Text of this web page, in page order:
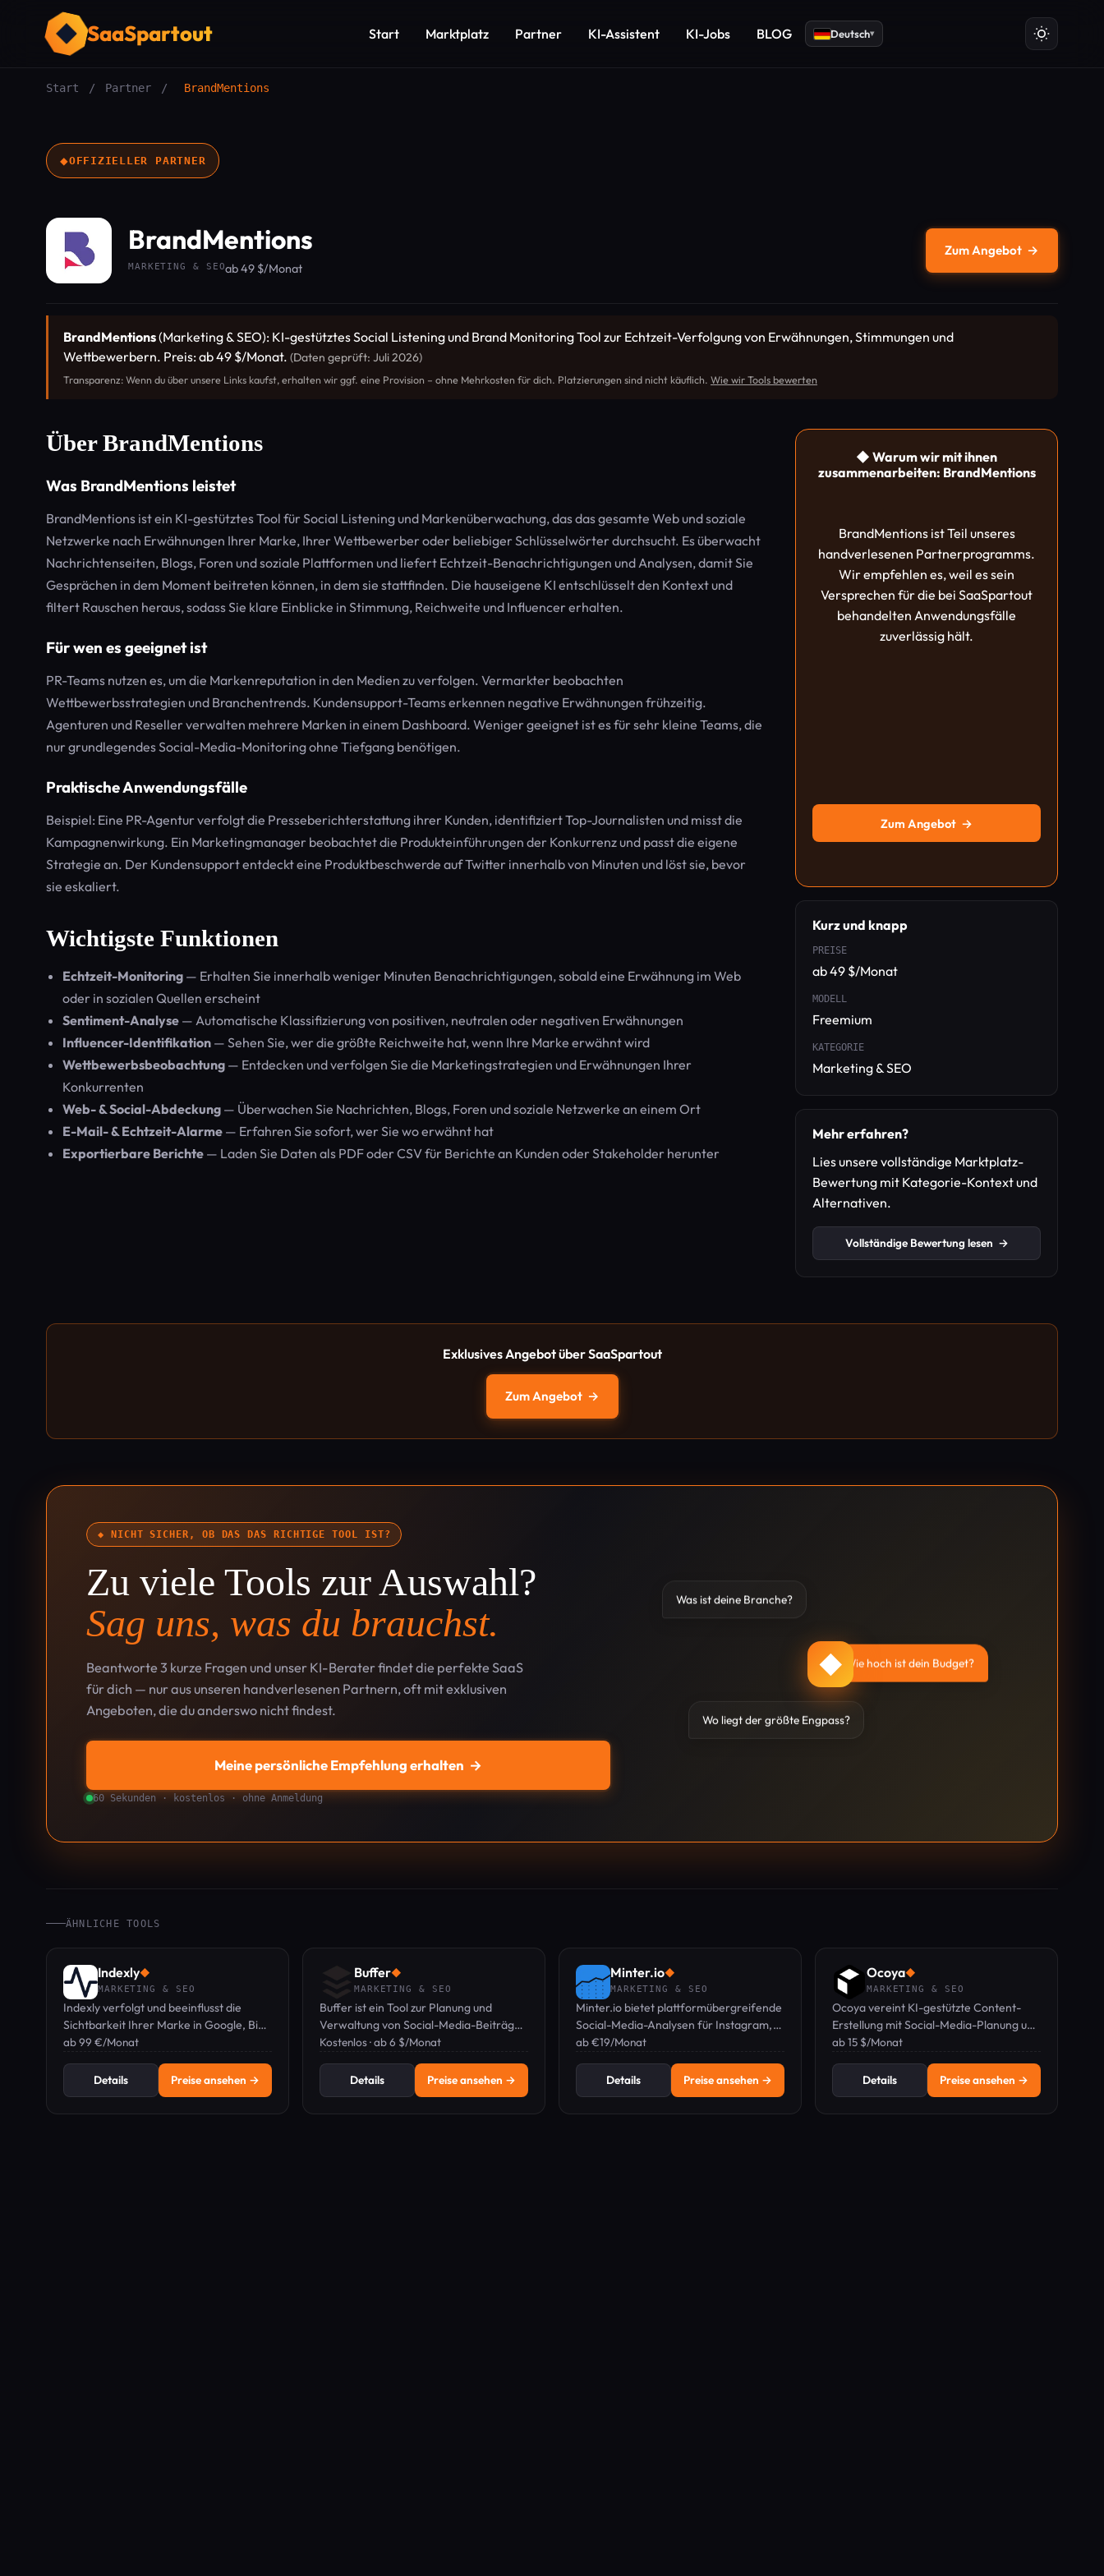
SaaSpartout Start Marktplatz Partner KI-Assistent KI-Jobs BLOG Deutsch▾
Start / Partner / BrandMentions
◆OFFIZIELLER PARTNER
BrandMentions
MARKETING & SEOab 49 $/Monat
Zum Angebot →
BrandMentions(Marketing & SEO): KI-gestütztes Social Listening und Brand Monitoring Tool zur Echtzeit-Verfolgung von Erwähnungen, Stimmungen und
Wettbewerbern. Preis: ab 49 $/Monat. (Daten geprüft: Juli 2026)
Transparenz: Wenn du über unsere Links kaufst, erhalten wir ggf. eine Provision – ohne Mehrkosten für dich. Platzierungen sind nicht käuflich. Wie wir Tools bewerten
Über BrandMentions
Was BrandMentions leistet
BrandMentions ist ein KI-gestütztes Tool für Social Listening und Markenüberwachung, das das gesamte Web und soziale
Netzwerke nach Erwähnungen Ihrer Marke, Ihrer Wettbewerber oder beliebiger Schlüsselwörter durchsucht. Es überwacht
Nachrichtenseiten, Blogs, Foren und soziale Plattformen und liefert Echtzeit-Benachrichtigungen und Analysen, damit Sie
Gesprächen in dem Moment beitreten können, in dem sie stattfinden. Die hauseigene KI entschlüsselt den Kontext und
filtert Rauschen heraus, sodass Sie klare Einblicke in Stimmung, Reichweite und Influencer erhalten.
Für wen es geeignet ist
PR-Teams nutzen es, um die Markenreputation in den Medien zu verfolgen. Vermarkter beobachten
Wettbewerbsstrategien und Branchentrends. Kundensupport-Teams erkennen negative Erwähnungen frühzeitig.
Agenturen und Reseller verwalten mehrere Marken in einem Dashboard. Weniger geeignet ist es für sehr kleine Teams, die
nur grundlegendes Social-Media-Monitoring ohne Tiefgang benötigen.
Praktische Anwendungsfälle
Beispiel: Eine PR-Agentur verfolgt die Presseberichterstattung ihrer Kunden, identifiziert Top-Journalisten und misst die
Kampagnenwirkung. Ein Marketingmanager beobachtet die Produkteinführungen der Konkurrenz und passt die eigene
Strategie an. Der Kundensupport entdeckt eine Produktbeschwerde auf Twitter innerhalb von Minuten und löst sie, bevor
sie eskaliert.
Wichtigste Funktionen
Echtzeit-Monitoring — Erhalten Sie innerhalb weniger Minuten Benachrichtigungen, sobald eine Erwähnung im Web
oder in sozialen Quellen erscheint
Sentiment-Analyse — Automatische Klassifizierung von positiven, neutralen oder negativen Erwähnungen
Influencer-Identifikation — Sehen Sie, wer die größte Reichweite hat, wenn Ihre Marke erwähnt wird
Wettbewerbsbeobachtung — Entdecken und verfolgen Sie die Marketingstrategien und Erwähnungen Ihrer
Konkurrenten
Web- & Social-Abdeckung — Überwachen Sie Nachrichten, Blogs, Foren und soziale Netzwerke an einem Ort
E-Mail- & Echtzeit-Alarme — Erfahren Sie sofort, wer Sie wo erwähnt hat
Exportierbare Berichte — Laden Sie Daten als PDF oder CSV für Berichte an Kunden oder Stakeholder herunter
◆ Warum wir mit ihnen
zusammenarbeiten: BrandMentions
BrandMentions ist Teil unseres
handverlesenen Partnerprogramms.
Wir empfehlen es, weil es sein
Versprechen für die bei SaaSpartout
behandelten Anwendungsfälle
zuverlässig hält.
Zum Angebot →
Kurz und knapp
PREISE
ab 49 $/Monat
MODELL
Freemium
KATEGORIE
Marketing & SEO
Mehr erfahren?
Lies unsere vollständige Marktplatz-
Bewertung mit Kategorie-Kontext und
Alternativen.
Vollständige Bewertung lesen →
Exklusives Angebot über SaaSpartout
Zum Angebot →
◆ NICHT SICHER, OB DAS DAS RICHTIGE TOOL IST?
Zu viele Tools zur Auswahl?
Sag uns, was du brauchst.
Beantworte 3 kurze Fragen und unser KI-Berater findet die perfekte SaaS
für dich — nur aus unseren handverlesenen Partnern, oft mit exklusiven
Angeboten, die du anderswo nicht findest.
Meine persönliche Empfehlung erhalten →
60 Sekunden · kostenlos · ohne Anmeldung
Was ist deine Branche?
Wie hoch ist dein Budget?
Wo liegt der größte Engpass?
◆
ÄHNLICHE TOOLS
Indexly◆
MARKETING & SEO
Indexly verfolgt und beeinflusst die
Sichtbarkeit Ihrer Marke in Google, Bing
und KI-Suchmaschinen mit
ab 99 €/Monat
Details Preise ansehen →
Buffer◆
MARKETING & SEO
Buffer ist ein Tool zur Planung und
Verwaltung von Social-Media-Beiträgen
mit einem kostenlosen Plan und
Kostenlos · ab 6 $/Monat
Details Preise ansehen →
Minter.io◆
MARKETING & SEO
Minter.io bietet plattformübergreifende
Social-Media-Analysen für Instagram,
TikTok, X, LinkedIn, Facebook und
ab €19/Monat
Details Preise ansehen →
Ocoya◆
MARKETING & SEO
Ocoya vereint KI-gestützte Content-
Erstellung mit Social-Media-Planung und
E-Commerce-Produkttexten in einem
ab 15 $/Monat
Details Preise ansehen →